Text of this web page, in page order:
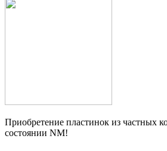
Приобретение пластинок из частных
состоянии NM!